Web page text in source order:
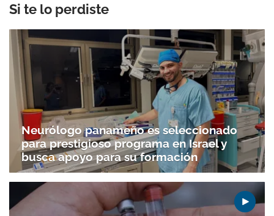
Si te lo perdiste
Neurólogo panameño es seleccionado
para prestigioso programa en Israel y
busca apoyo para su formación